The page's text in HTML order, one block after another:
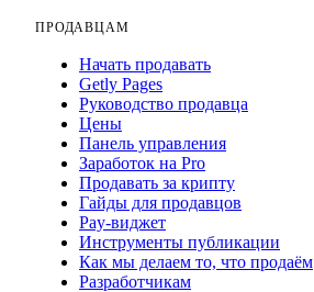
ПРОДАВЦАМ
Начать продавать
Getly Pages
Руководство продавца
Цены
Панель управления
Заработок на Pro
Продавать за крипту
Гайды для продавцов
Pay-виджет
Инструменты публикации
Как мы делаем то, что продаём
Разработчикам